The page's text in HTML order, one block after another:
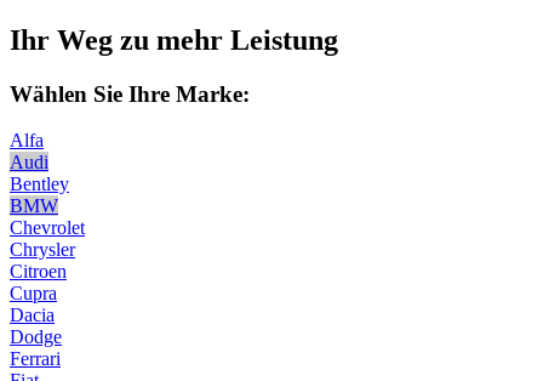
Ihr Weg zu mehr Leistung
Wählen Sie Ihre Marke:
Alfa
Audi
Bentley
BMW
Chevrolet
Chrysler
Citroen
Cupra
Dacia
Dodge
Ferrari